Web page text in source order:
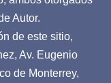
Autor.
de este sitio,
Av. Eugenio
de Monterrey,